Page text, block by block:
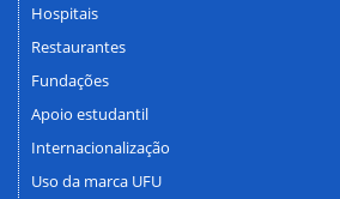
Hospitais
Restaurantes
Fundações
Apoio estudantil
Internacionalização
Uso da marca UFU